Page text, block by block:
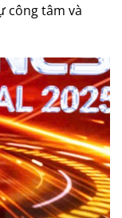
công tâm và